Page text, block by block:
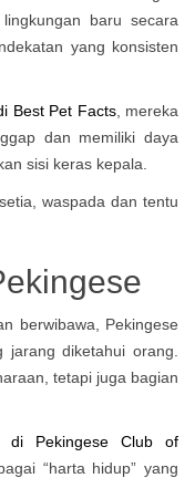
baru secara
yang konsisten
Best Pet Facts, mereka
dan memiliki daya
sisi keras kepala.
berwibawa, Pekingese
diketahui orang.
tetapi juga bagian
di Pekingese Club of
“harta hidup” yang